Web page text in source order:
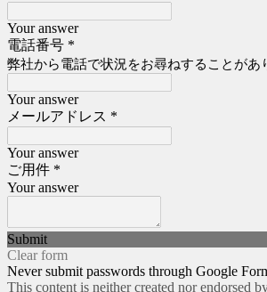
Your answer
電話番号 *
弊社から電話で状況をお尋ねすることがあ
Your answer
メールアドレス *
Your answer
ご用件 *
Your answer
Submit
Clear form
Never submit passwords through Google
This content is neither created nor endorsed